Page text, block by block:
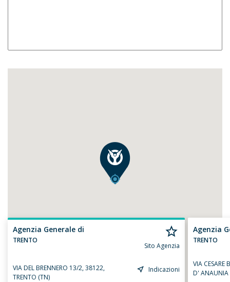
Agenzia Generale di
TRENTO
Sito Agenzia
VIA DEL BRENNERO 13/2, 38122,
TRENTO (TN)
Indicazioni
Agenzia
TRENTO
VIA CESARE
D' ANAUNIA